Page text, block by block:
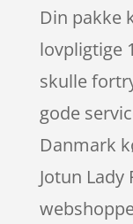
Din pakke
lovpligtige
skulle
gode
Danmark
Jotun Lady